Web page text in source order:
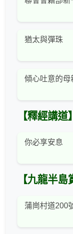
猶太與彈珠
傾心吐意的母
【釋經講道】
你必享安息
【九龍半島
蒲崗村道200